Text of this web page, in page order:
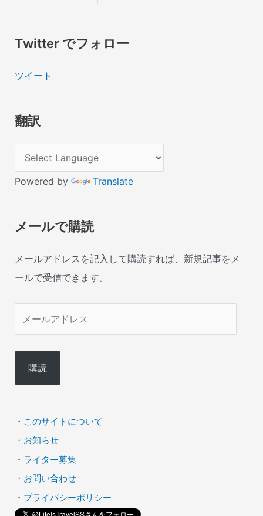
Twitter でフォロー
ツイート
翻訳
Powered by Translate
メールで購読
メールアドレスを記入して購読すれば、新規記事をメ
ールで受信できます。
ル
ド
ス
購読
・ このサイトについて
・ お知らせ
・ ライター募集
・ お問い合わせ
・ プライバシーポリシー